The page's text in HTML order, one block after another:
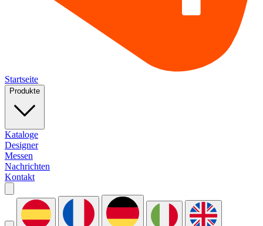
Startseite
Produkte
Kataloge
Designer
Messen
Nachrichten
Kontakt